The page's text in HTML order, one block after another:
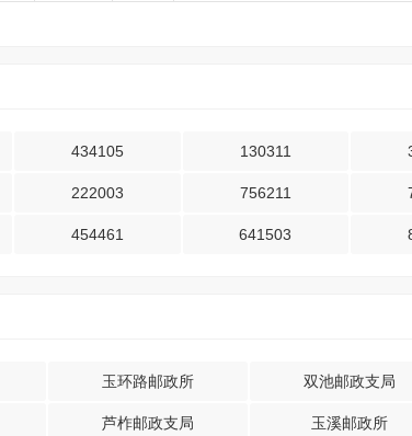
434105 130311
222003 756211
454461 641503
玉环路邮政所 双池邮政支局
芦柞邮政支局 玉溪邮政所